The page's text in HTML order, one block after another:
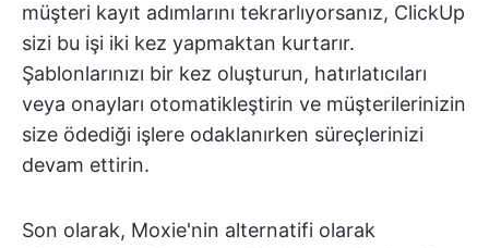
müşteri kayıt adımlarını tekrarlıyorsanız, ClickUp
sizi bu işi iki kez yapmaktan kurtarır.
Şablonlarınızı bir kez oluşturun, hatırlatıcıları
veya onayları otomatikleştirin ve müşterilerinizin
size ödediği işlere odaklanırken süreçlerinizi
devam ettirin.
Son olarak, Moxie'nin alternatifi olarak